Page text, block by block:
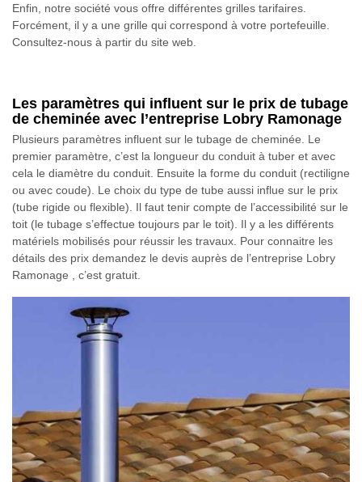
Enfin, notre société vous offre différentes grilles tarifaires.
Forcément, il y a une grille qui correspond à votre portefeuille.
Consultez-nous à partir du site web.
Les paramètres qui influent sur le prix de tubage
de cheminée avec l’entreprise Lobry Ramonage
Plusieurs paramètres influent sur le tubage de cheminée. Le
premier paramètre, c’est la longueur du conduit à tuber et avec
cela le diamètre du conduit. Ensuite la forme du conduit (rectiligne
ou avec coude). Le choix du type de tube aussi influe sur le prix
(tube rigide ou flexible). Il faut tenir compte de l’accessibilité sur le
toit (le tubage s’effectue toujours par le toit). Il y a les différents
matériels mobilisés pour réussir les travaux. Pour connaitre les
détails des prix demandez le devis auprès de l’entreprise Lobry
Ramonage , c’est gratuit.